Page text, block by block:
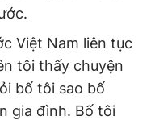
Việt Nam liên tục
tôi thấy chuyện
bố tôi sao bố
gia đình. Bố tôi